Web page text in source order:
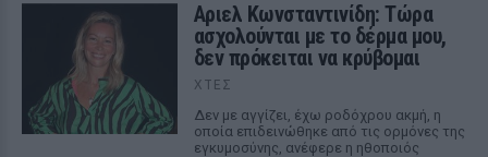
Αριελ Κωνσταντινίδη: Τώρα
ασχολούνται με το δέρμα μου,
δεν πρόκειται να κρύβομαι
ΧΤΕΣ
Δεν με αγγίζει, έχω ροδόχρου ακμή, η
οποία επιδεινώθηκε από τις ορμόνες της
εγκυμοσύνης, ανέφερε η ηθοποιός